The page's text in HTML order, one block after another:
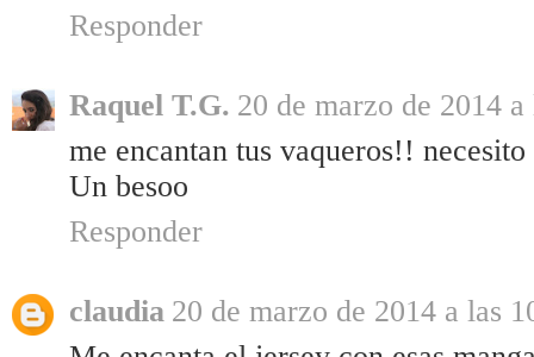
Responder
Raquel T.G. 20 de marzo de 2014 a
me encantan tus vaqueros!!
Un besoo
Responder
claudia 20 de marzo de 2014 a las